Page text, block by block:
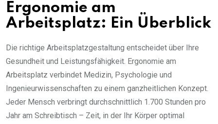
Ergonomie am
Arbeitsplatz: Ein Überblick
Die richtige Arbeitsplatzgestaltung entscheidet über Ihre
Gesundheit und Leistungsfähigkeit. Ergonomie am
Arbeitsplatz verbindet Medizin, Psychologie und
Ingenieurwissenschaften zu einem ganzheitlichen Konzept.
Jeder Mensch verbringt durchschnittlich 1.700 Stunden pro
Jahr am Schreibtisch – Zeit, in der Ihr Körper optimal